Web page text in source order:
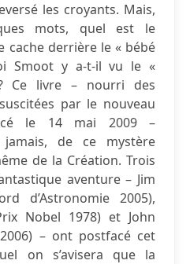
les croyants. Mais,
mots, quel est le
cache derrière le « bébé
Smoot y a-t-il vu le «
Ce livre – nourri des
par le nouveau
le 14 mai 2009 –
jamais, de ce mystère
de la Création. Trois
aventure – Jim
d’Astronomie 2005),
Nobel 1978) et John
– ont postfacé cet
on s’avisera que la